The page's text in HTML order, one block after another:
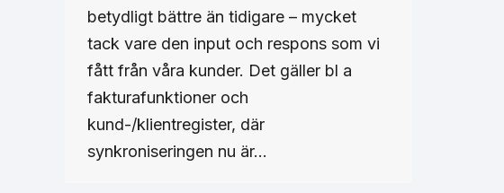
betydligt bättre än tidigare – mycket
tack vare den input och respons som vi
fått från våra kunder. Det gäller bl a
fakturafunktioner och
kund-/klientregister, där
synkroniseringen nu är…